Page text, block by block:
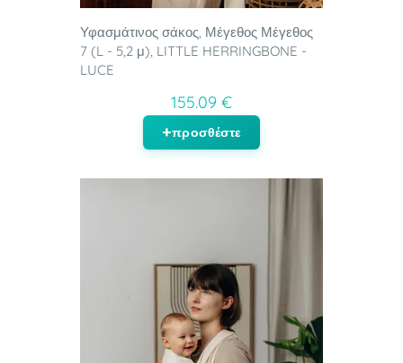
Υφασμάτινος σάκος, Μέγεθος Μέγεθος
7 (L - 5,2 μ), LITTLE HERRINGBONE -
LUCE
155.09 €
προσθέστε